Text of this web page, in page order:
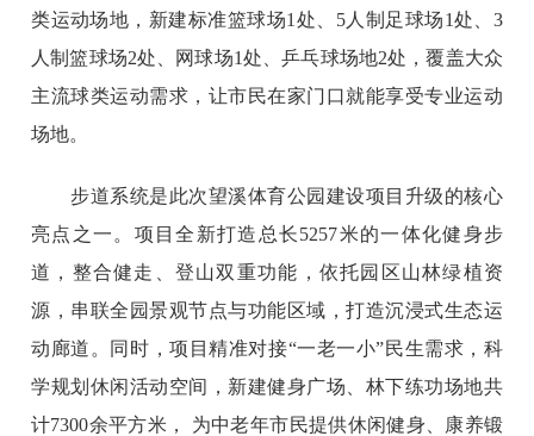
类运动场地，新建标准篮球场1处、5人制足球场1处、3
人制篮球场2处、网球场1处、乒乓球场地2处，覆盖大众
主流球类运动需求，让市民在家门口就能享受专业运动
场地。
步道系统是此次望溪体育公园建设项目升级的核心
亮点之一。项目全新打造总长5257米的一体化健身步
道，整合健走、登山双重功能，依托园区山林绿植资
源，串联全园景观节点与功能区域，打造沉浸式生态运
动廊道。同时，项目精准对接“一老一小”民生需求，科
学规划休闲活动空间，新建健身广场、林下练功场地共
计7300余平方米， 为中老年市民提供休闲健身、康养锻